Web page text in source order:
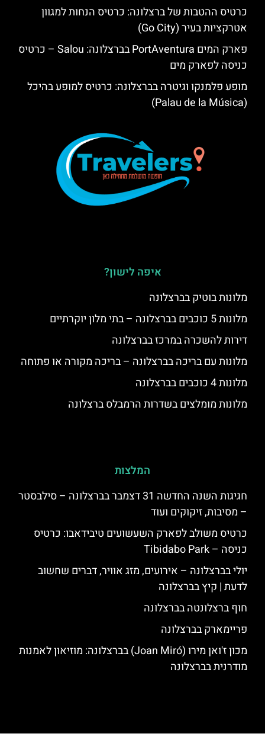
כרטיס ההטבות של ברצלונה: כרטיס הנחות למגוון
אטרקציות בעיר (Go City)
פארק המים PortAventura בברצלונה: Salou – כרטיס
כניסה לפארק מים
מופע פלמנקו וגיטרה בברצלונה: כרטיס למופע בהיכל
(Palau de la Música)
איפה לישון?
מלונות בוטיק בברצלונה
מלונות 5 כוכבים בברצלונה – בתי מלון יוקרתיים
דירות להשכרה במרכז בברצלונה
מלונות עם בריכה בברצלונה – בריכה מקורה או פתוחה
מלונות 4 כוכבים בברצלונה
מלונות מומלצים בשדרות הרמבלס ברצלונה
המלצות
חגיגות השנה החדשה 31 דצמבר בברצלונה – סילבסטר
– מסיבות, זיקוקים ועוד
כרטיס משולב לפארק השעשועים טיבידאבו: כרטיס
כניסה – Tibidabo Park
יולי בברצלונה – אירועים, מזג אוויר, דברים שחשוב
לדעת | קיץ בברצלונה
חוף ברצלונטה בברצלונה
פריימארק בברצלונה
מכון ז'ואן מירו (Joan Miró) בברצלונה: מוזיאון לאמנות
מודרנית בברצלונה